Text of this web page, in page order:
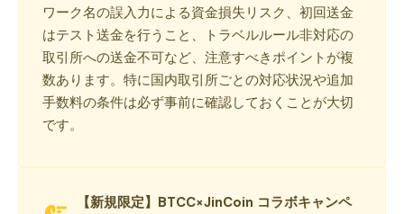
ワーク名の誤入力による資金損失リスク、初回送金
はテスト送金を行うこと、トラベルルール非対応の
取引所への送金不可など、注意すべきポイントが複
数あります。特に国内取引所ごとの対応状況や追加
手数料の条件は必ず事前に確認しておくことが大切
です。
【新規限定】BTCC×JinCoin コラボキャンペ